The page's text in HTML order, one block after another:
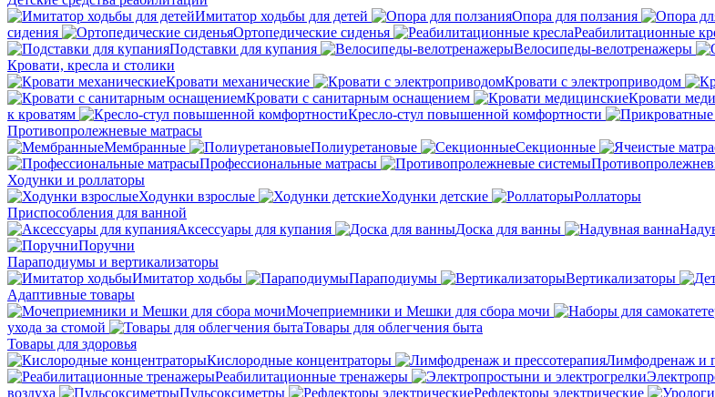
Имитатор ходьбы для детей
Опора для ползания
сидения
Ортопедические сиденья Реабилитационные
Подставки для купания
Велосипеды-велотренажеры
Кровати, кресла и столики
Кровати механические
Кровати с электроприводом
Кровати с санитарным оснащением
Кровати
к кроватям
Кресло-стул повышенной комфортности
Противопролежневые матрасы
Мембранные
Полиуретановые Секционные
Профессиональные матрасы
Ходунки и роллаторы
Ходунки взрослые
Ходунки детские
Роллаторы
Приспособления для ванной
Аксессуары для купания
Доска для ванны
Поручни
Параподиумы и вертикализаторы
Имитатор ходьбы
Параподиумы Вертикализаторы
Адаптивные товары
Мочеприемники и Мешки для сбора мочи
ухода за стомой
Товары для облегчения быта
Товары для здоровья
Кислородные концентраторы
Лимфодренаж и
Реабилитационные тренажеры
воздуха
Пульсоксиметры Рефлекторы электрические